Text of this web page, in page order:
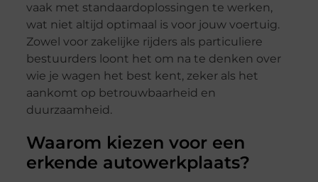
vaak met standaardoplossingen te werken,
wat niet altijd optimaal is voor jouw voertuig.
Zowel voor zakelijke rijders als particuliere
bestuurders loont het om na te denken over
wie je wagen het best kent, zeker als het
aankomt op betrouwbaarheid en
duurzaamheid.
Waarom kiezen voor een
erkende autowerkplaats?